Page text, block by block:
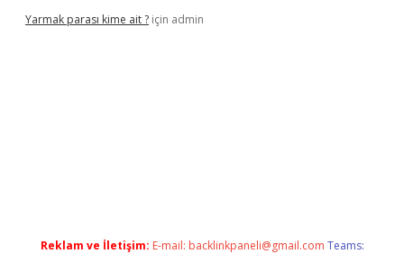
Yarmak parası kime ait ? için admin
Reklam ve İletişim: E-mail: backlinkpaneli@gmail.com Teams: